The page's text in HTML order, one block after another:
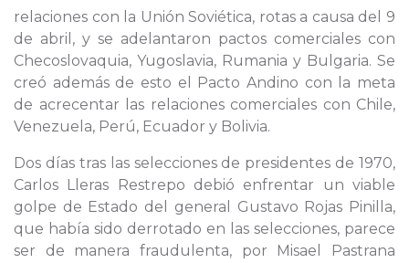
relaciones con la Unión Soviética, rotas a causa del 9
de abril, y se adelantaron pactos comerciales con
Checoslovaquia, Yugoslavia, Rumania y Bulgaria. Se
creó además de esto el Pacto Andino con la meta
de acrecentar las relaciones comerciales con Chile,
Venezuela, Perú, Ecuador y Bolivia.
Dos días tras las selecciones de presidentes de 1970,
Carlos Lleras Restrepo debió enfrentar un viable
golpe de Estado del general Gustavo Rojas Pinilla,
que había sido derrotado en las selecciones, parece
ser de manera fraudulenta, por Misael Pastrana